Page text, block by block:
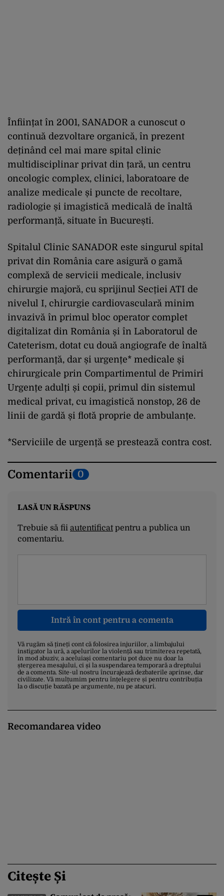
Înființat în 2001, SANADOR a cunoscut o
continuă dezvoltare organică, în prezent
deținând cel mai mare spital clinic
multidisciplinar privat din țară, un centru
oncologic complex, clinici, laboratoare de
analize medicale și puncte de recoltare,
radiologie și imagistică medicală de înaltă
performanță, situate în București.
Spitalul Clinic SANADOR este singurul spital
privat din România care asigură o gamă
complexă de servicii medicale, inclusiv
chirurgie majoră, cu sprijinul Secției ATI de
nivelul I, chirurgie cardiovasculară minim
invazivă în primul bloc operator complet
digitalizat din România și în Laboratorul de
Cateterism, dotat cu două angiografe de înaltă
performanță, dar și urgențe* medicale și
chirurgicale prin Compartimentul de Primiri
Urgențe adulți și copii, primul din sistemul
medical privat, cu imagistică nonstop, 26 de
linii de gardă și flotă proprie de ambulanțe.
*Serviciile de urgență se prestează contra cost.
Comentarii 0
LASĂ UN RĂSPUNS
Trebuie să fii autentificatpentru a publica un
comentariu.
Intră în cont pentru a comenta
Vă rugăm să țineți cont că folosirea injuriilor, a limbajului
instigator la ură, a apelurilor la violență sau trimiterea repetată,
în mod abuziv, a aceluiași comentariu pot duce nu doar la
ștergerea mesajului, ci și la suspendarea temporară a dreptului
de a comenta. Site-ul nostru încurajează dezbaterile aprinse, dar
civilizate. Vă mulțumim pentru înțelegere și pentru contribuția
la o discuție bazată pe argumente, nu pe atacuri.
Recomandarea video
Citește Și